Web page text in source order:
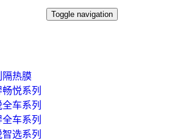
Toggle navigation
隔热膜
悦系列
车系列
车系列
选系列